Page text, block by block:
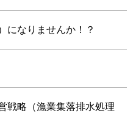
になりませんか！？
戦略（漁業集落排水処理